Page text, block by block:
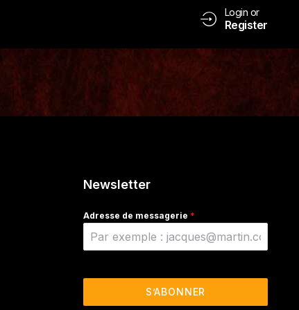
Login or
Register
Newsletter
Adresse de messagerie *
S’ABONNER